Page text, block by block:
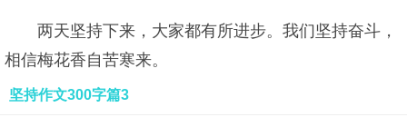
两天坚持下来，大家都有所进步。我们坚持奋斗，
相信梅花香自苦寒来。
坚持作文300字篇3